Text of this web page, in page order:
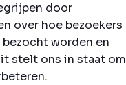
door
over hoe bezoekers
worden en
stelt ons in staat om